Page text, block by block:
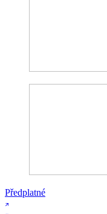
Předplatné